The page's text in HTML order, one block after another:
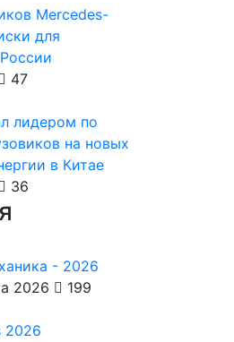
Mercedes-
для
47
лидером по
на новых
в Китае
36
- 2026
2026
199
2026